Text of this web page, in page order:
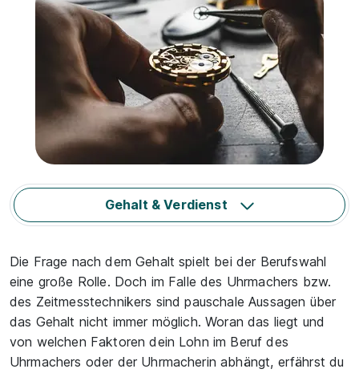
Gehalt & Verdienst
Die Frage nach dem Gehalt spielt bei der Berufswahl
eine große Rolle. Doch im Falle des Uhrmachers bzw.
des Zeitmesstechnikers sind pauschale Aussagen über
das Gehalt nicht immer möglich. Woran das liegt und
von welchen Faktoren dein Lohn im Beruf des
Uhrmachers oder der Uhrmacherin abhängt, erfährst du